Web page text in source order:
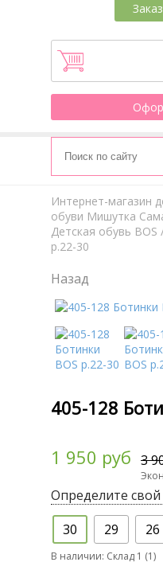
Интернет-магазин
обуви Мишутка
Детская обувь BOS
р.22-30
Назад
405-128
1 950 руб 3
Определите
30
29 26
В наличии: Склад 1 (1)